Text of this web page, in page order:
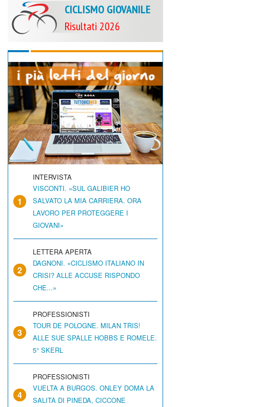
CICLISMO GIOVANILE
Risultati 2026
1
INTERVISTA
VISCONTI. «SUL GALIBIER HO
SALVATO LA MIA CARRIERA. ORA
LAVORO PER PROTEGGERE I
GIOVANI»
2
LETTERA APERTA
DAGNONI. «CICLISMO ITALIANO IN
CRISI? ALLE ACCUSE RISPONDO
CHE...»
3
PROFESSIONISTI
TOUR DE POLOGNE. MILAN TRIS!
ALLE SUE SPALLE HOBBS E ROMELE.
5° SKERL
4
PROFESSIONISTI
VUELTA A BURGOS. ONLEY DOMA LA
SALITA DI PINEDA, CICCONE